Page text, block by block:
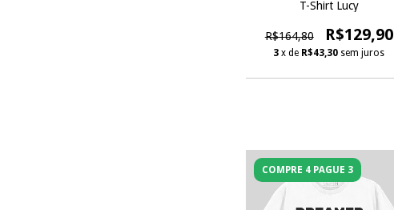
T-Shirt Lucy
R$164,80 R$129,90
3 x de R$43,30 sem juros
COMPRE 4 PAGUE 3